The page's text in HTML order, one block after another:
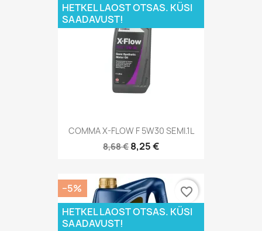
COMMA X-FLOW F 5W30 SEMI.1L
8,68 € 8,25 €
HETKEL LAOST OTSAS. KÜSI
SAADAVUST!
−5%
HETKEL LAOST OTSAS. KÜSI
SAADAVUST!
favorite_border